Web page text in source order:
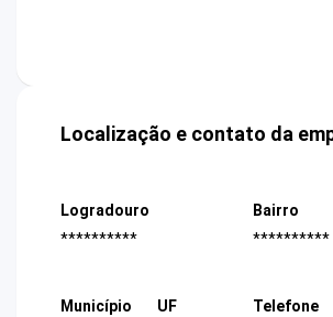
Localização e contato da
Logradouro
**********
Bairro
**********
Município
UF
Telefone